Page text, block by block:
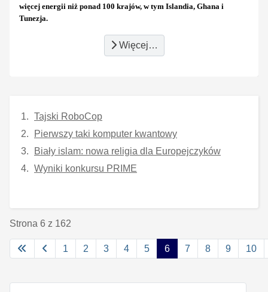
więcej energii niż ponad 100 krajów, w tym Islandia, Ghana i
Tunezja.
Więcej…
Tajski RoboCop
Pierwszy taki komputer kwantowy
Biały islam: nowa religia dla Europejczyków
Wyniki konkursu PRIME
Strona 6 z 162
1 2 3 4 5 6 7 8 9 10